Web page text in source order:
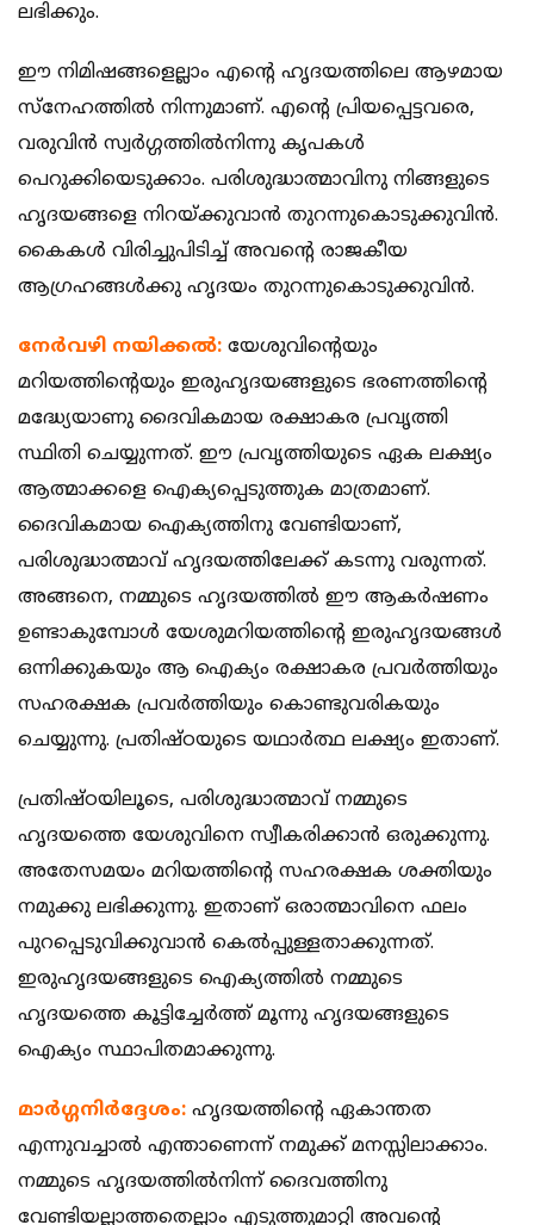
ലഭിക്കും.
ഈ നിമിഷങ്ങളെല്ലാം എന്റെ ഹൃദയത്തിലെ ആഴമായ
സ്‌നേഹത്തില്‍ നിന്നുമാണ്. എന്റെ പ്രിയപ്പെട്ടവരെ,
വരുവിന്‍ സ്വര്‍ഗ്ഗത്തില്‍നിന്നു കൃപകള്‍
പെറുക്കിയെടുക്കാം. പരിശുദ്ധാത്മാവിനു നിങ്ങളുടെ
ഹൃദയങ്ങളെ നിറയ്ക്കുവാന്‍ തുറന്നുകൊടുക്കുവിന്‍.
കൈകള്‍ വിരിച്ചുപിടിച്ച് അവന്റെ രാജകീയ
ആഗ്രഹങ്ങള്‍ക്കു ഹൃദയം തുറന്നുകൊടുക്കുവിന്‍.
നേര്‍വഴി നയിക്കല്‍: യേശുവിന്റെയും
മറിയത്തിന്റെയും ഇരുഹൃദയങ്ങളുടെ ഭരണത്തിന്റെ
മദ്ധ്യേയാണു ദൈവികമായ രക്ഷാകര പ്രവൃത്തി
സ്ഥിതി ചെയ്യുന്നത്. ഈ പ്രവൃത്തിയുടെ ഏക ലക്ഷ്യം
ആത്മാക്കളെ ഐക്യപ്പെടുത്തുക മാത്രമാണ്.
ദൈവികമായ ഐക്യത്തിനു വേണ്ടിയാണ്,
പരിശുദ്ധാത്മാവ് ഹൃദയത്തിലേക്ക് കടന്നു വരുന്നത്.
അങ്ങനെ, നമ്മുടെ ഹൃദയത്തില്‍ ഈ ആകര്‍ഷണം
ഉണ്ടാകുമ്പോള്‍ യേശുമറിയത്തിന്റെ ഇരുഹൃദയങ്ങള്‍
ഒന്നിക്കുകയും ആ ഐക്യം രക്ഷാകര പ്രവര്‍ത്തിയും
സഹരക്ഷക പ്രവര്‍ത്തിയും കൊണ്ടുവരികയും
ചെയ്യുന്നു. പ്രതിഷ്ഠയുടെ യഥാര്‍ത്ഥ ലക്ഷ്യം ഇതാണ്.
പ്രതിഷ്ഠയിലൂടെ, പരിശുദ്ധാത്മാവ് നമ്മുടെ
ഹൃദയത്തെ യേശുവിനെ സ്വീകരിക്കാന്‍ ഒരുക്കുന്നു.
അതേസമയം മറിയത്തിന്റെ സഹരക്ഷക ശക്തിയും
നമുക്കു ലഭിക്കുന്നു. ഇതാണ് ഒരാത്മാവിനെ ഫലം
പുറപ്പെടുവിക്കുവാന്‍ കെല്‍പ്പുള്ളതാക്കുന്നത്.
ഇരുഹൃദയങ്ങളുടെ ഐക്യത്തില്‍ നമ്മുടെ
ഹൃദയത്തെ കൂട്ടിച്ചേര്‍ത്ത് മൂന്നു ഹൃദയങ്ങളുടെ
ഐക്യം സ്ഥാപിതമാക്കുന്നു.
മാര്‍ഗ്ഗനിര്‍ദ്ദേശം: ഹൃദയത്തിന്റെ ഏകാന്തത
എന്നുവച്ചാല്‍ എന്താണെന്ന് നമുക്ക് മനസ്സിലാക്കാം.
നമ്മുടെ ഹൃദയത്തില്‍നിന്ന് ദൈവത്തിനു
വേണ്ടിയല്ലാത്തതെല്ലാം എടുത്തുമാറ്റി അവന്റെ